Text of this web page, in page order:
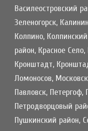
Василеостровский
Зеленогорск,
Колпино,
район, Красное
Кронштадт,
Ломоносов,
Павловск, Петергоф,
Петродворцовый
Пушкинский район,